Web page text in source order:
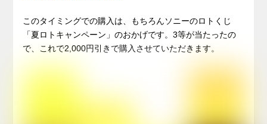
このタイミングでの購入は、もちろんソニーのロトくじ
「夏ロトキャンペーン」のおかげです。3等が当たったの
で、これで2,000円引きで購入させていただきます。